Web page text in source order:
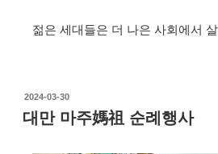
젊은 세대들은 더 나은 사회에서
2024-03-30
대만 마주媽祖 순례행사